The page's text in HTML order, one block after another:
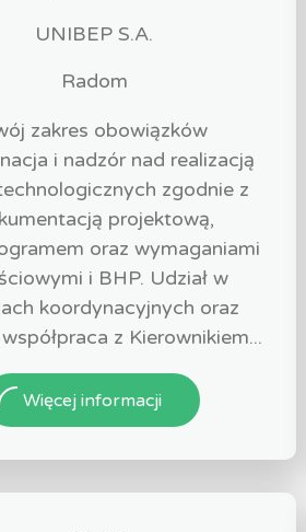
UNIBEP S.A.
Radom
zakres obowiązków
i nadzór nad realizacją
zgodnie z
projektową,
oraz wymaganiami
i BHP. Udział w
koordynacyjnych oraz
z Kierownikiem...
Więcej informacji